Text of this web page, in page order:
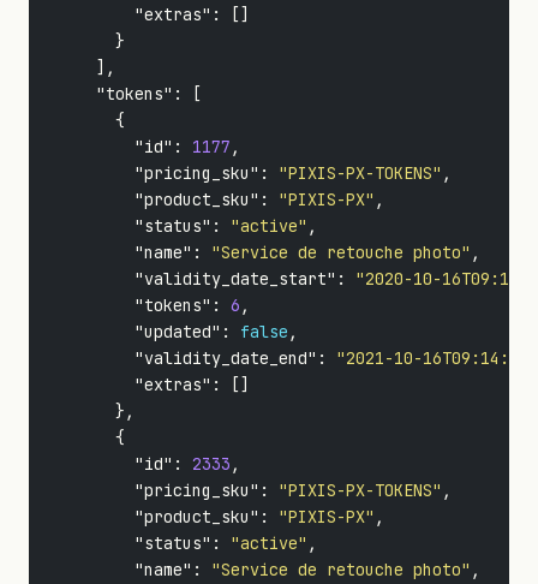
"extras" :
[]
}
],
"tokens" :
[
{
"id" : 1177 ,
"pricing_sku" : "PIXIS-PX-TOKENS" ,
"product_sku" : "PIXIS-PX" ,
"status" : "active" ,
"name" : "Service de retouche photo" ,
"validity_date_start" :
"2020-10-
"tokens" : 6 ,
"updated" : false ,
"validity_date_end" :
"2021-10-
"extras" :
[]
},
{
"id" : 2333 ,
"pricing_sku" : "PIXIS-PX-TOKENS" ,
"product_sku" : "PIXIS-PX" ,
"status" : "active" ,
"name" : "Service de retouche photo" ,